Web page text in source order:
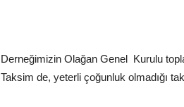
Derneğimizin Olağan Genel Kurulu
Taksim de, yeterli çoğunluk olmadığı